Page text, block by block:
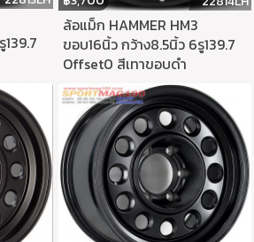
ล้อแม็ก HAMMER HM3
ขอบ16นิ้ว กว้าง8.5นิ้ว 6รู139.7
Offset0 สีเทาขอบดำ